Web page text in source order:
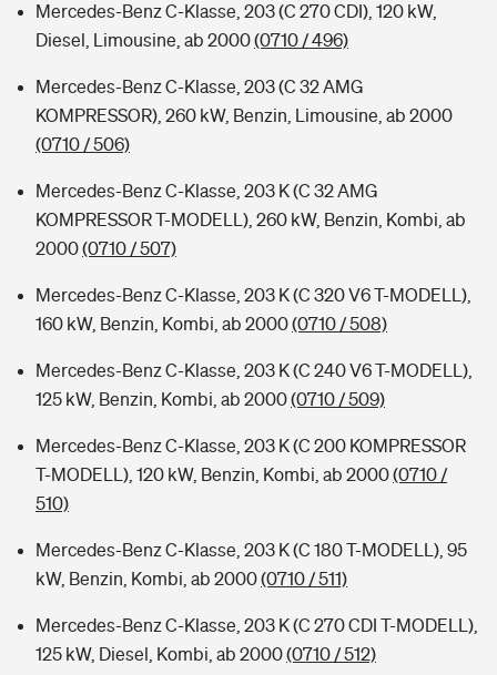
Mercedes-Benz C-Klasse, 203 (C 270 CDI), 120 kW,
Diesel, Limousine, ab 2000(0710 / 496)
Mercedes-Benz C-Klasse, 203 (C 32 AMG
KOMPRESSOR), 260 kW, Benzin, Limousine, ab 2000
(0710 / 506)
Mercedes-Benz C-Klasse, 203 K (C 32 AMG
KOMPRESSOR T-MODELL), 260 kW, Benzin, Kombi, ab
2000(0710 / 507)
Mercedes-Benz C-Klasse, 203 K (C 320 V6 T-MODELL),
160 kW, Benzin, Kombi, ab 2000(0710 / 508)
Mercedes-Benz C-Klasse, 203 K (C 240 V6 T-MODELL),
125 kW, Benzin, Kombi, ab 2000(0710 / 509)
Mercedes-Benz C-Klasse, 203 K (C 200 KOMPRESSOR
T-MODELL), 120 kW, Benzin, Kombi, ab 2000(0710 /
510)
Mercedes-Benz C-Klasse, 203 K (C 180 T-MODELL), 95
kW, Benzin, Kombi, ab 2000(0710 / 511)
Mercedes-Benz C-Klasse, 203 K (C 270 CDI T-MODELL),
125 kW, Diesel, Kombi, ab 2000(0710 / 512)